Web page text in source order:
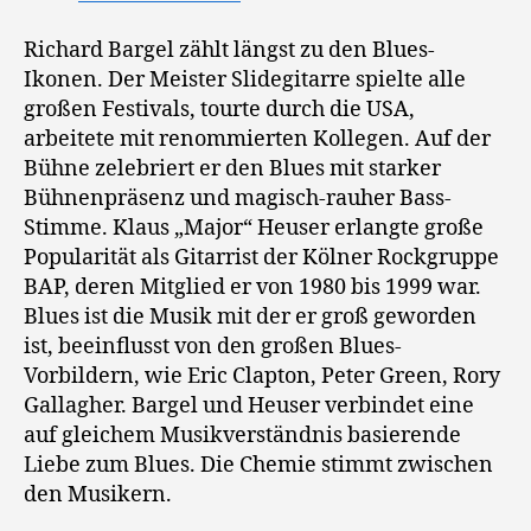
Richard Bargel zählt längst zu den Blues-
Ikonen. Der Meister Slidegitarre spielte alle
großen Festivals, tourte durch die USA,
arbeitete mit renommierten Kollegen. Auf der
Bühne zelebriert er den Blues mit starker
Bühnenpräsenz und magisch-rauher Bass-
Stimme. Klaus „Major“ Heuser erlangte große
Popularität als Gitarrist der Kölner Rockgruppe
BAP, deren Mitglied er von 1980 bis 1999 war.
Blues ist die Musik mit der er groß geworden
ist, beeinflusst von den großen Blues-
Vorbildern, wie Eric Clapton, Peter Green, Rory
Gallagher. Bargel und Heuser verbindet eine
auf gleichem Musikverständnis basierende
Liebe zum Blues. Die Chemie stimmt zwischen
den Musikern.